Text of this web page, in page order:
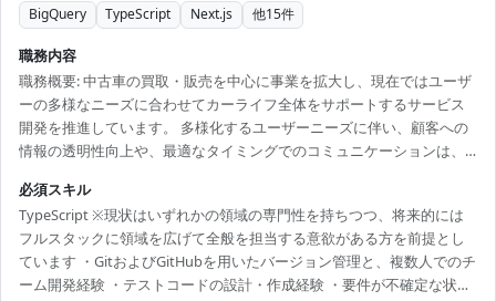
BigQuery TypeScript Next.js 他15件
職務内容
職務概要: 中古車の買取・販売を中心に事業を拡大し、現在ではユーザ
ーの多様なニーズに合わせてカーライフ全体をサポートするサービス
開発を推進しています。 多様化するユーザーニーズに伴い、顧客への
情報の透明性向上や、最適なタイミングでのコミュニケーションは、
るために必要なデータの整備と利活用できる環境構築は、弊社のマー
ケティング活動においても重要性が増してきました。 今回、その新た
な取り組みの一環として、蓄積されたデータを活用し、お客様のオフ
ライン（店舗）とオンラインの体験をシームレスに統一する「新規プ
ラットフォーム」を開発するための新チームをゼロから発足しま...
必須スキル
TypeScript ※現状はいずれかの領域の専門性を持ちつつ、将来的には
フルスタックに領域を広げて全般を担当する意欲がある方を前提とし
ています ・GitおよびGitHubを用いたバージョン管理と、複数人でのチ
ーム開発経験 ・テストコードの設計・作成経験 ・要件が不確定な状況